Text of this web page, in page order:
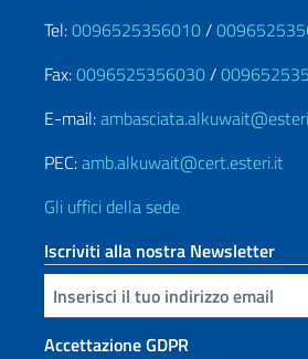
Tel:0096525356010/
Fax:0096525356030/
E-mail:
PEC:amb.alkuwait@cert.esteri.it
Gli uffici della sede
Iscriviti alla nostra Newsletter
Inserisci la tua email
Accettazione GDPR